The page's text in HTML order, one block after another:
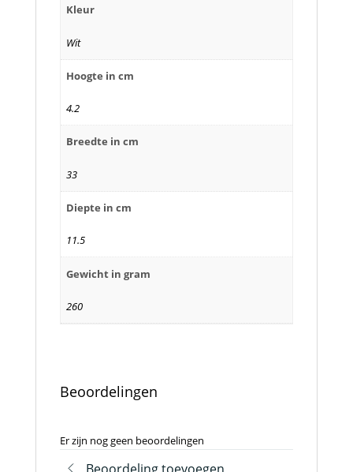
Kleur
Wit
Hoogte in cm
4.2
Breedte in cm
33
Diepte in cm
11.5
Gewicht in gram
260
Beoordelingen
Er zijn nog geen beoordelingen